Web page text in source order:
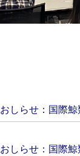
おしらせ：国際
おしらせ：国際